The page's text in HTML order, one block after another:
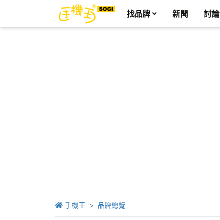
找品牌 新聞 討論
手機王 品牌總覽